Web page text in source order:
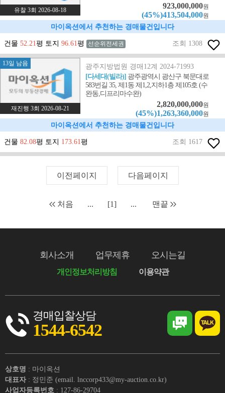
유찰 3회 2026-08-18 923,000,000원
(45%)413,504,000원
마이옥션에서 추천하는 경매물건입니다
건물 52.21평 토지 96.61평 선순위전세권 조회 1308
13일 남음
재진행 3회 2026-08-21
광주지방법원 경매12계 2024-71993
[다세대(빌라)] 광주광역시 광산구 북문대로
583번길 35, 제1동 제1,2,지하1층 제105호 (수
완동,디프리마수완)
2,820,000,000원
(45%)1,263,360,000원
마이옥션에서 추천하는 경매물건입니다
건물 82.08평 토지 173.61평 조회 1617
이전페이지 다음페이지
처음 ... [1] ... 맨끝
회사소개 업무제휴 오시는길
개인정보처리방침 이용약관
경매입찰상담
1544-6542
상호명 : 마이옥션
대표자 : 정민준 (email. lnccorp433@my-auction.co.kr)
사업자등록번호 : 127-86-29704